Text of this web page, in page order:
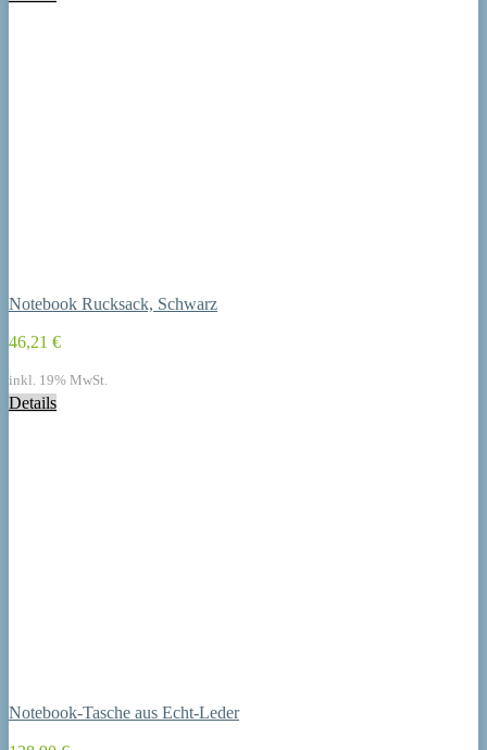
Notebook Rucksack, Schwarz
46,21 €
inkl. 19% MwSt.
Details
Notebook-Tasche aus Echt-Leder